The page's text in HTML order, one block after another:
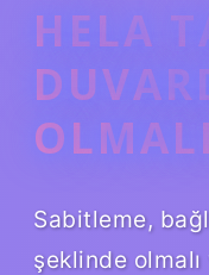
HELA
Sabitleme,
şeklinde olmalı